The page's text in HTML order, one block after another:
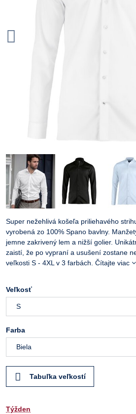
Super nežehlivá košeľa priliehavého
vyrobená zo 100% Spano bavlny.
jemne zakrivený lem a nižší golier.
zaistí, že po vypraní a usušení zostane
veľkosti S - 4XL v 3 farbách. Čítajte viac
Veľkosť
Farba
Tabuľka veľkostí
Týžden